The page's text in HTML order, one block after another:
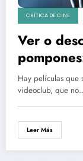
CRÍTICA DE CINE
Ver o
Sisters
Hay películas que
videoclub, que
Leer Más